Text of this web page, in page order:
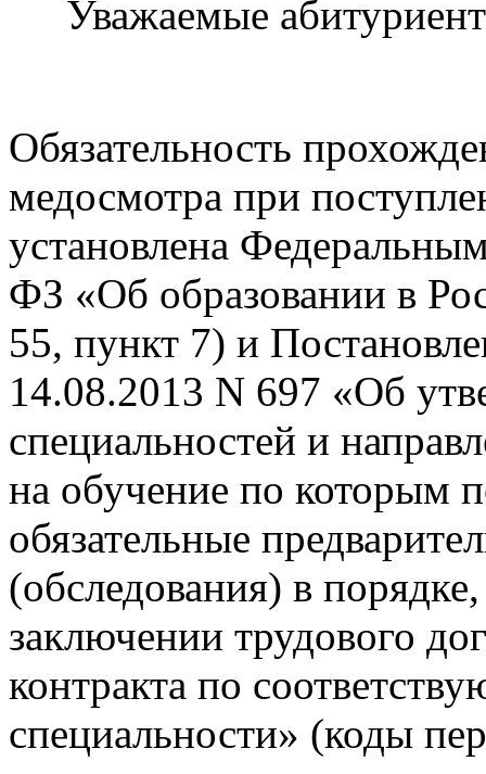
Уважаемые
Обязательность
медосмотра при
установлена
ФЗ «Об образовании в
55, пункт 7) и
14.08.2013 N 697 «Об
специальностей и
на обучение по которым
обязательные
(обследования) в
заключении трудового
контракта по
специальности» (коды